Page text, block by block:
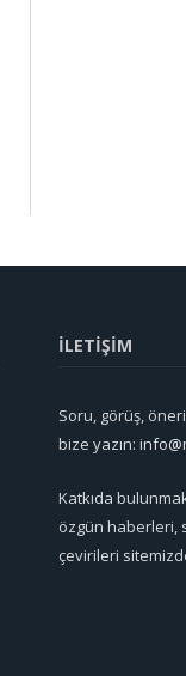
İLETİŞİM
Soru, görüş,
bize yazın:
Katkıda
özgün haberleri,
çevirileri